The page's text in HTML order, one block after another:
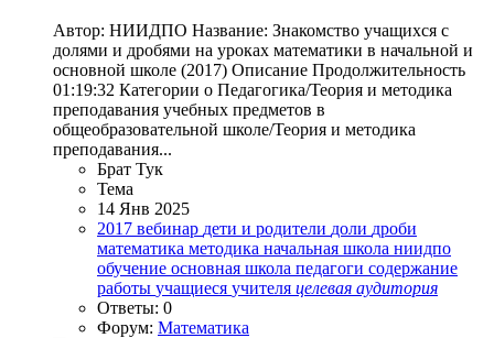
Автор: НИИДПО Название: Знакомство учащихся с
долями и дробями на уроках математики в начальной и
основной школе (2017) Описание Продолжительность
01:19:32 Категории o Педагогика/Теория и методика
преподавания учебных предметов в
общеобразовательной школе/Теория и методика
преподавания...
Брат Тук
Тема
14 Янв 2025
2017 вебинар дети и родители доли дроби
математика методика начальная школа ниидпо
обучение основная школа педагоги содержание
работы учащиеся учителя целевая аудитория
Ответы: 0
Форум: Математика